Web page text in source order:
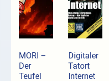
MORI –
Der
Teufel
Digitaler
Tatort
Internet